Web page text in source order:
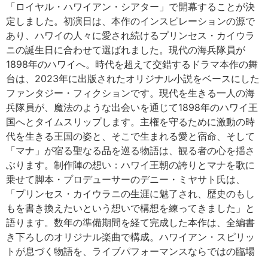
「ロイヤル・ハワイアン・シアター」で開幕することが決
定しました。初演日は、本作のインスピレーションの源で
あり、ハワイの人々に愛され続けるプリンセス・カイウラ
ニの誕生日に合わせて選ばれました。現代の海兵隊員が
1898年のハワイへ。時代を超えて交錯するドラマ本作の舞
台は、2023年に出版されたオリジナル小説をベースにした
ファンタジー・フィクションです。現代を生きる一人の海
兵隊員が、魔法のような出会いを通じて1898年のハワイ王
国へとタイムスリップします。主権を守るために激動の時
代を生きる王国の姿と、そこで生まれる愛と宿命、そして
「マナ」が宿る聖なる品を巡る物語は、観る者の心を揺さ
ぶります。制作陣の想い：ハワイ王朝の誇りとマナを歌に
乗せて脚本・プロデューサーのデニー・ミヤサト氏は、
「プリンセス・カイウラニの生涯に魅了され、歴史のもし
もを書き換えたいという想いで構想を練ってきました」と
語ります。数年の準備期間を経て完成した本作は、全編書
き下ろしのオリジナル楽曲で構成。ハワイアン・スピリッ
トが息づく物語を、ライブパフォーマンスならではの臨場